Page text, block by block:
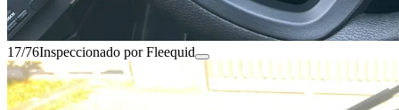
17/76Inspeccionado por Fleequid